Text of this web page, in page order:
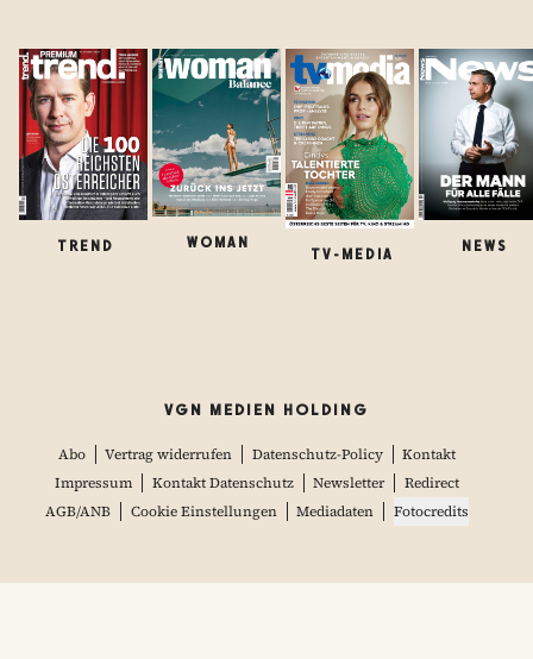
TREND WOMAN
TV-MEDIA
NEWS
VGN MEDIEN HOLDING
Abo Vertrag widerrufen Datenschutz-Policy
Kontakt
Impressum
Kontakt Datenschutz Newsletter
Redirect
AGB/ANB
Cookie Einstellungen Mediadaten Fotocredits